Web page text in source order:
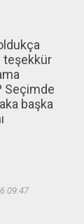
teşekkür
Seçimde
başka
09:47